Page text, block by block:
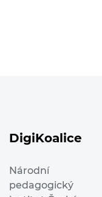
DigiKoalice
Národní
pedagogický